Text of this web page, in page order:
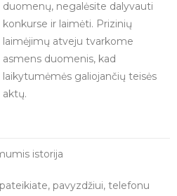
duomenų, negalėsite dalyvauti
konkurse ir laimėti. Prizinių
laimėjimų atveju tvarkome
asmens duomenis, kad
laikytumėmės galiojančių teisės
aktų.
istorija
pavyzdžiui, telefonu